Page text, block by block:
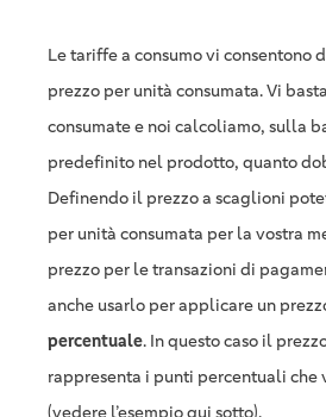
Le tariffe a consumo vi consentono
prezzo per unità consumata. Vi
consumate e noi calcoliamo, sulla
predefinito nel prodotto, quanto
Definendo il prezzo a scaglioni
per unità consumata per la vostra
prezzo per le transazioni di
anche usarlo per applicare un
percentuale. In questo caso il
rappresenta i punti percentuali
(vedere l’esempio qui sotto).